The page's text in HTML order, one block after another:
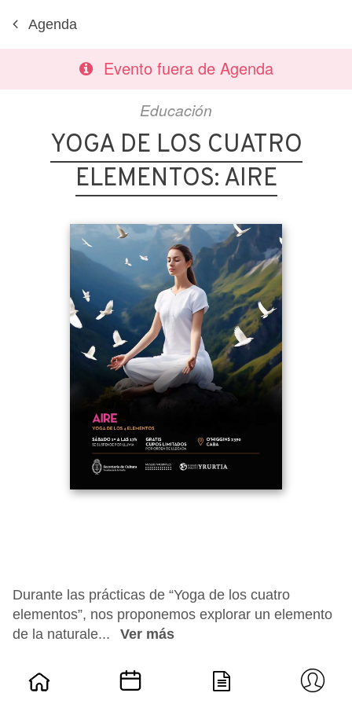
Agenda
Evento fuera de Agenda
Educación
YOGA DE LOS CUATRO
ELEMENTOS: AIRE
Durante las prácticas de “Yoga de los cuatro
elementos”, nos proponemos explorar un elemento
de la naturale...
Ver más